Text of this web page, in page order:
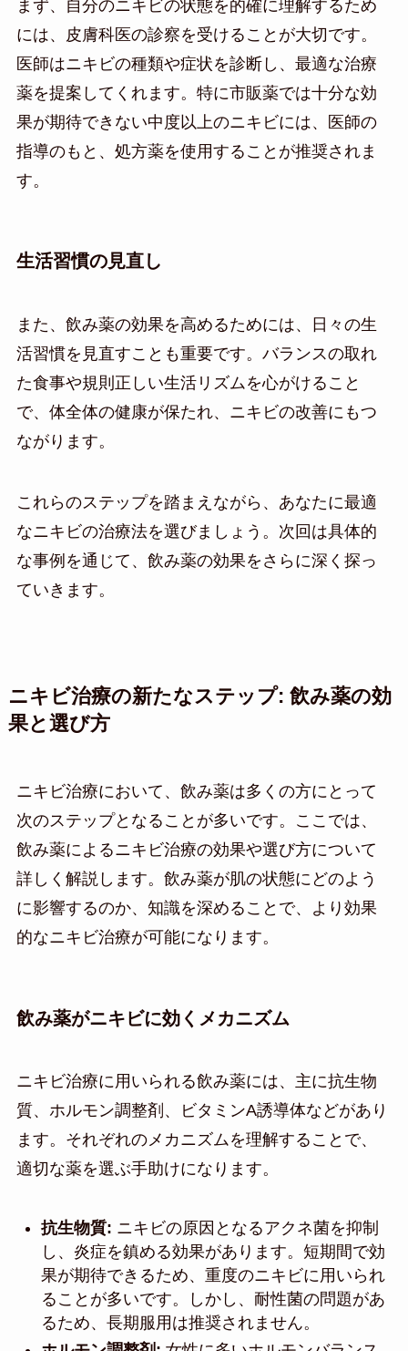
まず、自分のニキビの状態を的確に理解するため
には、皮膚科医の診察を受けることが大切です。
医師はニキビの種類や症状を診断し、最適な治療
薬を提案してくれます。特に市販薬では十分な効
果が期待できない中度以上のニキビには、医師の
指導のもと、処方薬を使用することが推奨されま
す。
生活習慣の見直し
また、飲み薬の効果を高めるためには、日々の生
活習慣を見直すことも重要です。バランスの取れ
た食事や規則正しい生活リズムを心がけること
で、体全体の健康が保たれ、ニキビの改善にもつ
ながります。
これらのステップを踏まえながら、あなたに最適
なニキビの治療法を選びましょう。次回は具体的
な事例を通じて、飲み薬の効果をさらに深く探っ
ていきます。
ニキビ治療の新たなステップ: 飲み薬の効
果と選び方
ニキビ治療において、飲み薬は多くの方にとって
次のステップとなることが多いです。ここでは、
飲み薬によるニキビ治療の効果や選び方について
詳しく解説します。飲み薬が肌の状態にどのよう
に影響するのか、知識を深めることで、より効果
的なニキビ治療が可能になります。
飲み薬がニキビに効くメカニズム
ニキビ治療に用いられる飲み薬には、主に抗生物
質、ホルモン調整剤、ビタミンA誘導体などがあり
ます。それぞれのメカニズムを理解することで、
適切な薬を選ぶ手助けになります。
抗生物質: ニキビの原因となるアクネ菌を抑制
し、炎症を鎮める効果があります。短期間で効
果が期待できるため、重度のニキビに用いられ
ることが多いです。しかし、耐性菌の問題があ
るため、長期服用は推奨されません。